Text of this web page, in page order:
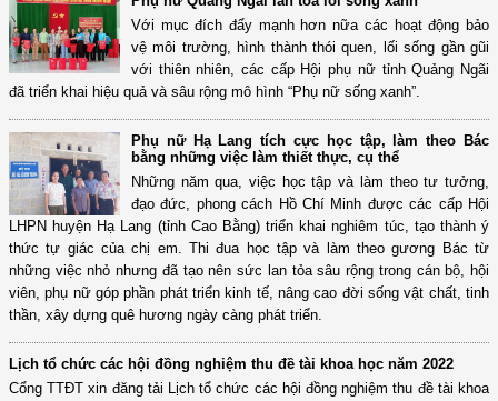
Với mục đích đẩy mạnh hơn nữa các hoạt động bảo
vệ môi trường, hình thành thói quen, lối sống gần gũi
với thiên nhiên, các cấp Hội phụ nữ tỉnh Quảng Ngãi
đã triển khai hiệu quả và sâu rộng mô hình “Phụ nữ sống xanh”.
Phụ nữ Hạ Lang tích cực học tập, làm theo Bác
bằng những việc làm thiết thực, cụ thể
Những năm qua, việc học tập và làm theo tư tưởng,
đạo đức, phong cách Hồ Chí Minh được các cấp Hội
LHPN huyện Hạ Lang (tỉnh Cao Bằng) triển khai nghiêm túc, tạo thành ý
thức tự giác của chị em. Thi đua học tập và làm theo gương Bác từ
những việc nhỏ nhưng đã tạo nên sức lan tỏa sâu rộng trong cán bộ, hội
viên, phụ nữ góp phần phát triển kinh tế, nâng cao đời sống vật chất, tinh
thần, xây dựng quê hương ngày càng phát triển.
Lịch tổ chức các hội đồng nghiệm thu đề tài khoa học năm 2022
Cổng TTĐT xin đăng tải Lịch tổ chức các hội đồng nghiệm thu đề tài khoa